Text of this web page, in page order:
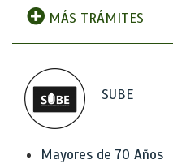
MÁS TRÁMITES
SUBE
Mayores de 70 Años